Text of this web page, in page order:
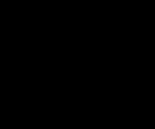
Ahrens ist ein deutsch-